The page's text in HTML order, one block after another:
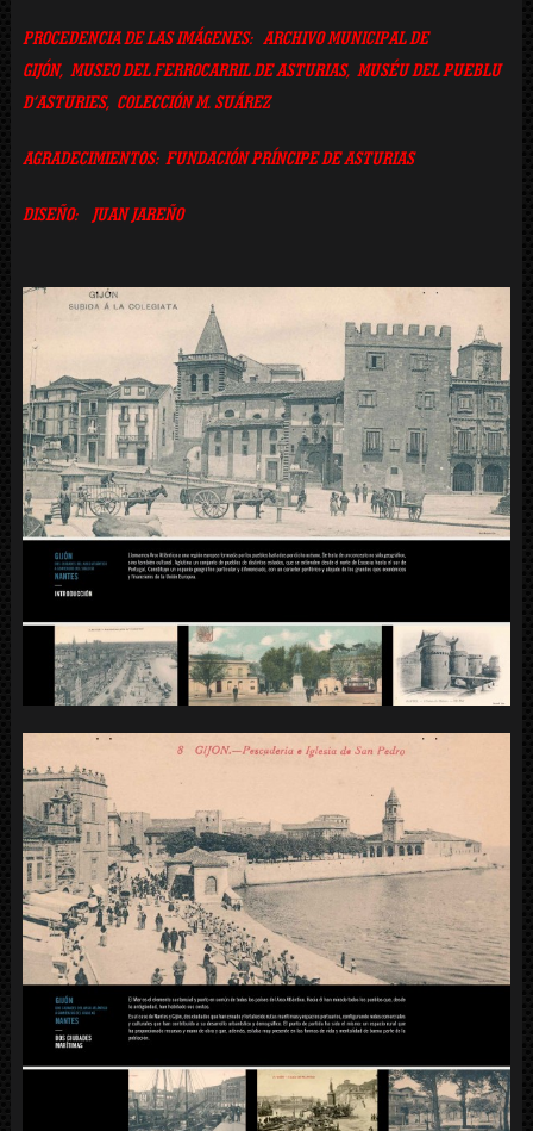
PROCEDENCIA DE LAS IMÁGENES: ARCHIVO MUNICIPAL DE
GIJÓN, MUSEO DEL FERROCARRIL DE ASTURIAS, MUSÉU DEL PUEBLU
D’ASTURIES, COLECCIÓN M. SUÁREZ
AGRADECIMIENTOS: FUNDACIÓN PRÍNCIPE DE ASTURIAS
DISEÑO: JUAN JAREÑO